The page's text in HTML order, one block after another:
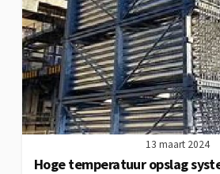
13 maart 2024
Hoge temperatuur opslag